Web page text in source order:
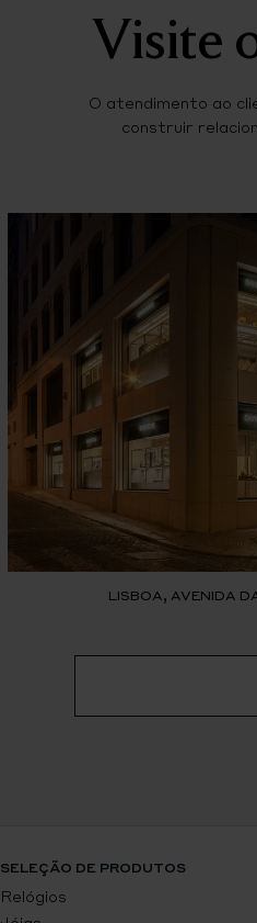
Visite
O atendimento ao
construir
LISBOA, AVENIDA
SELEÇÃO DE PRODUTOS
Relógios